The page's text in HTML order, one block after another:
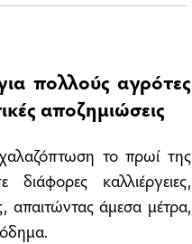
πολλούς αγρότες
αποζημιώσεις
το πρωί της
καλλιέργειες,
άμεσα μέτρα,